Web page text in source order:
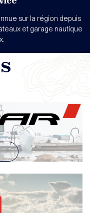
sur la région depuis
et garage nautique